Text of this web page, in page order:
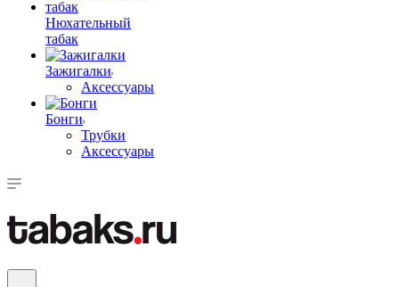
Нюхательный
табак
Зажигалки
Аксессуары
Бонги
Трубки
Аксессуары